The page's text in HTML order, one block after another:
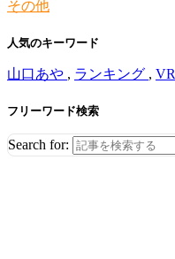
その他
人気のキーワード
山口あや , ランキング , VR
フリーワード検索
Search for: